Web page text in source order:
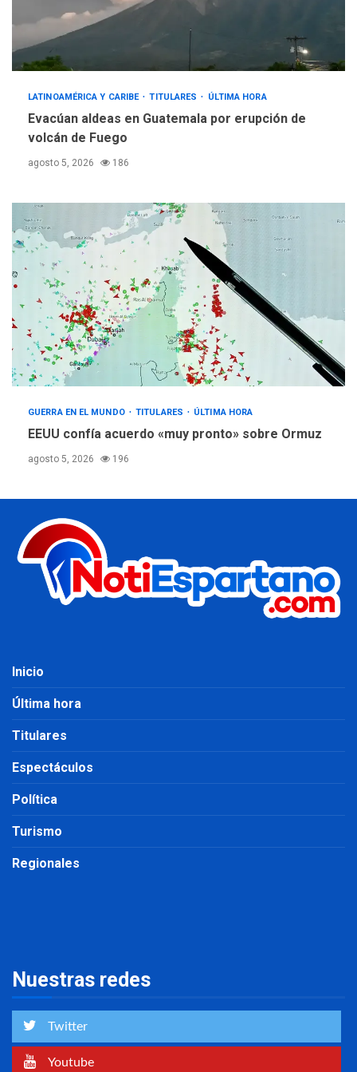
LATINOAMÉRICA Y CARIBE TITULARES ÚLTIMA HORA
Evacúan aldeas en Guatemala por erupción de
volcán de Fuego
agosto 5, 2026 186
GUERRA EN EL MUNDO TITULARES ÚLTIMA HORA
EEUU confía acuerdo «muy pronto» sobre Ormuz
agosto 5, 2026 196
Inicio
Última hora
Titulares
Espectáculos
Política
Turismo
Regionales
Nuestras redes
Twitter
Youtube